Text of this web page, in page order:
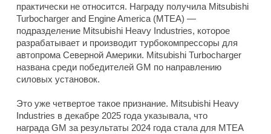
практически не относится. Награду получила Mitsubishi
Turbocharger and Engine America (MTEA) —
подразделение Mitsubishi Heavy Industries, которое
разрабатывает и производит турбокомпрессоры для
автопрома Северной Америки. Mitsubishi Turbocharger
названа среди победителей GM по направлению
силовых установок.
Это уже четвертое такое признание. Mitsubishi Heavy
Industries в декабре 2025 года указывала, что
награда GM за результаты 2024 года стала для MTEA